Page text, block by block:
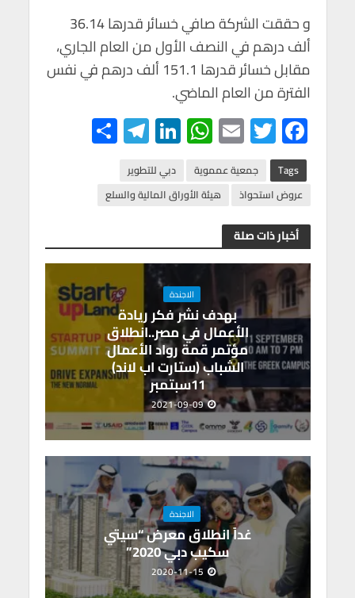
و حققت الشركة صافي خسائر قدرها 36.14
ألف درهم في النصف الأول من العام الجاري،
مقابل خسائر قدرها 151.1 ألف درهم في نفس
الفترة من العام الماضي.
F
ac
e
b
o
o
k
T
wi
tt
er
E
m
ail
W
h
at
s
p
p
Li
n
ke
dI
Te
le
gr
a
Tags جمعية عمموية
دبي للتطوير
عروض استحواذ
هيئة الأوراق المالية والسلع
أخبار ذات صلة
الاجندة
بهدف نشر فكر ريادة
الأعمال في مصر..انطلاق
مؤتمر قمة رواد الأعمال
الشباب (ستارت اب لاند)
11سبتمبر
2021-09-09
الاجندة
غداً انطلاق معرض “سيتي
سكيب دبي 2020”
2020-11-15